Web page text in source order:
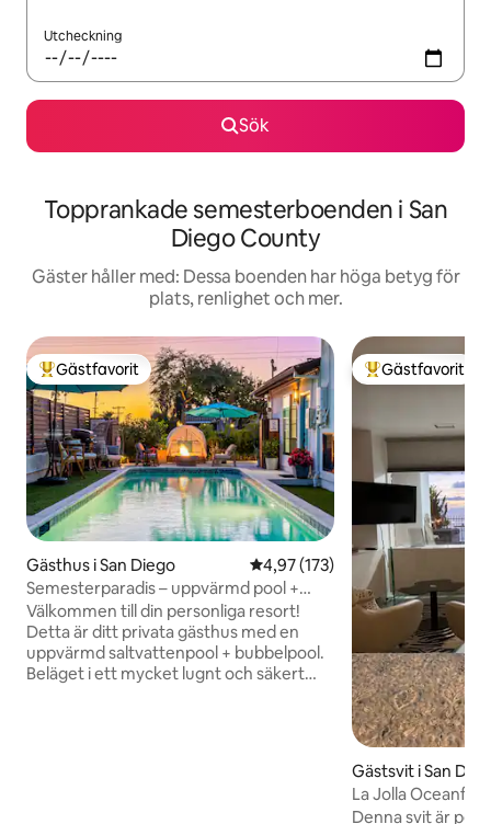
Utcheckning
Sök
Topprankade semesterboenden i San
Diego County
Gäster håller med: Dessa boenden har höga betyg för
plats, renlighet och mer.
Populär gästfavorit
Gästfavorit
Gästhus i San Diego 4,97 av 5 i genomsnittligt
4,97 (173)
Semesterparadis – uppvärmd pool +
bubbelpool + eldstad + elfordon
Välkommen till din personliga resort!
Detta är ditt privata gästhus med en
uppvärmd saltvattenpool + bubbelpool.
Beläget i ett mycket lugnt och säkert
Populär
Gästfavorit
Gästsvit i San
La Jolla
Denna svit är